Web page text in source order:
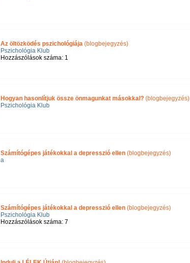
Az öltözködés pszichológiája(blogbejegyzés)
Pszichológia Klub
Hozzászólások száma: 1
Hogyan hasonlítjuk össze önmagunkat másokkal?(blogbejegyzés)
Pszichológia Klub
Számítógépes játékokkal a depresszió ellen(blogbejegyzés)
a
Számítógépes játékokkal a depresszió ellen(blogbejegyzés)
Pszichológia Klub
Hozzászólások száma: 7